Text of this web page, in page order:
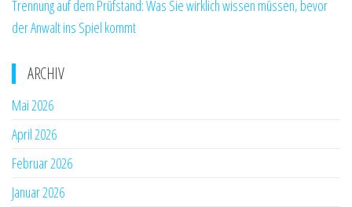
Trennung auf dem Prüfstand: Was Sie wirklich wissen müssen, bevor
der Anwalt ins Spiel kommt
ARCHIV
Mai 2026
April 2026
Februar 2026
Januar 2026